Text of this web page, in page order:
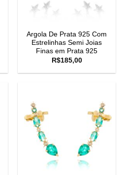
Argola De Prata 925 Com
Estrelinhas Semi Joias
Finas em Prata 925
R$185,00